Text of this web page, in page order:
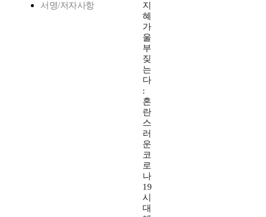
서명/저자사항
지
혜
가
울
부
짖
는
다
:
혼
란
스
러
운
코
로
나
19
시
대